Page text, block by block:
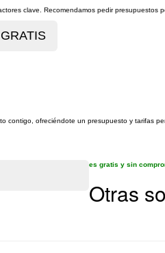
clave. Recomendamos pedir presupuestos
contigo, ofreciéndote un presupuesto y tarifas
es gratis y sin
Otras